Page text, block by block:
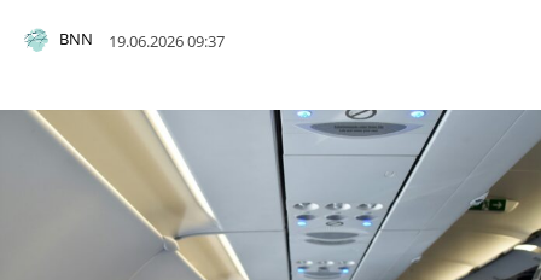
BNN 19.06.2026 09:37